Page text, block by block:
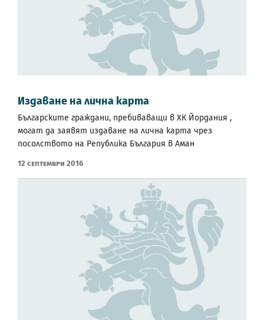
Издаване на лична карта
Българските граждани, пребиваващи в ХК Йордания ,
могат да заявят издаване на лична карта чрез
посолството на Република България в Аман
12 Септември 2016